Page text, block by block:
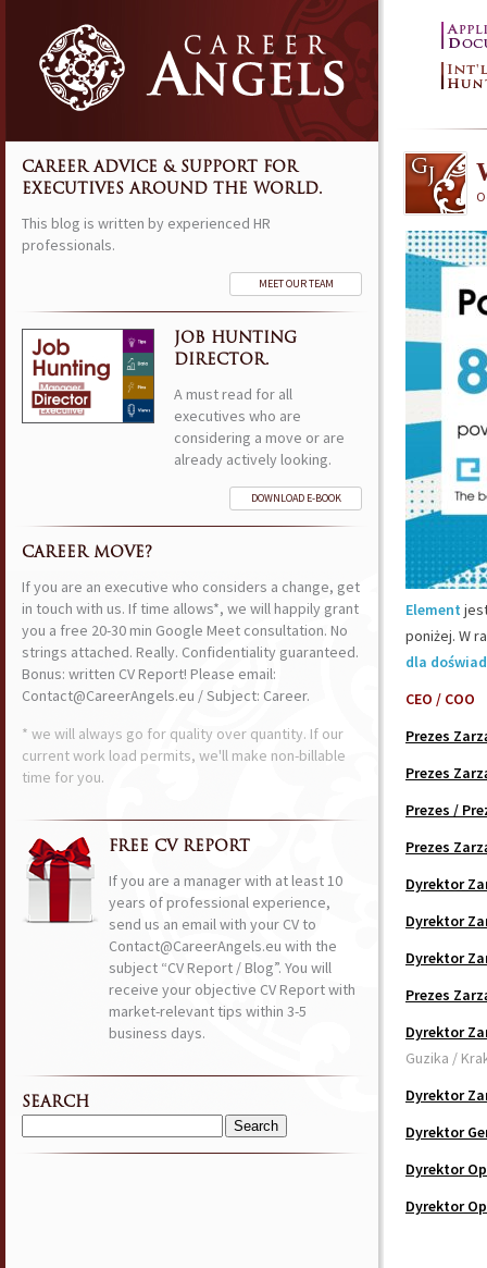
Element
poniżej. W
dla
CEO / COO
Prezes
Prezes
Prezes /
Prezes
Dyrektor
Dyrektor
Dyrektor
Prezes
Dyrektor
Guzika /
Dyrektor
Dyrektor
Dyrektor
Dyrektor
CAREER ADVICE & SUPPORT FOR
EXECUTIVES AROUND THE WORLD.
This blog is written by experienced HR
professionals.
MEET OUR TEAM
JOB HUNTING
DIRECTOR.
A must read for all
executives who are
considering a move or are
already actively looking.
DOWNLOAD E-BOOK
CAREER MOVE?
If you are an executive who considers a change, get
in touch with us. If time allows*, we will happily grant
you a free 20-30 min Google Meet consultation. No
strings attached. Really. Confidentiality guaranteed.
Bonus: written CV Report! Please email:
Contact@CareerAngels.eu / Subject: Career.
* we will always go for quality over quantity. If our
current work load permits, we'll make non-billable
time for you.
FREE CV REPORT
If you are a manager with at least 10
years of professional experience,
send us an email with your CV to
Contact@CareerAngels.eu with the
subject “CV Report / Blog”. You will
receive your objective CV Report with
market-relevant tips within 3-5
business days.
SEARCH
Search
for: